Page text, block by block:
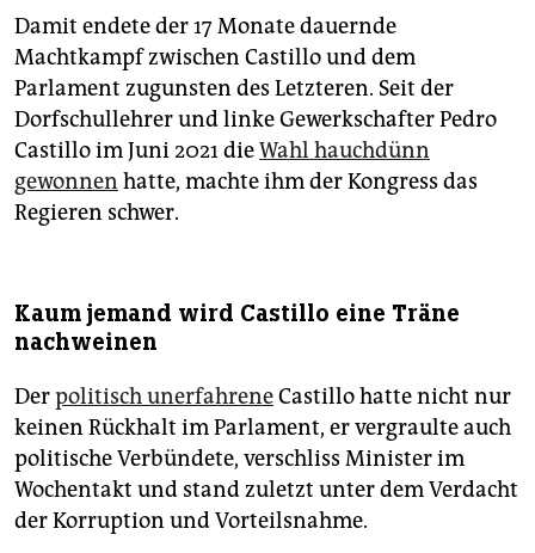
Damit endete der 17 Monate dauernde
Machtkampf zwischen Castillo und dem
Parlament zugunsten des Letzteren. Seit der
Dorfschullehrer und linke Gewerkschafter Pedro
Castillo im Juni 2021 dieWahl hauchdünn
gewonnen hatte, machte ihm der Kongress das
Regieren schwer.
Kaum jemand wird Castillo eine Träne
nachweinen
Derpolitisch unerfahreneCastillo hatte nicht nur
keinen Rückhalt im Parlament, er vergraulte auch
politische Verbündete, verschliss Minister im
Wochentakt und stand zuletzt unter dem Verdacht
der Korruption und Vorteilsnahme.